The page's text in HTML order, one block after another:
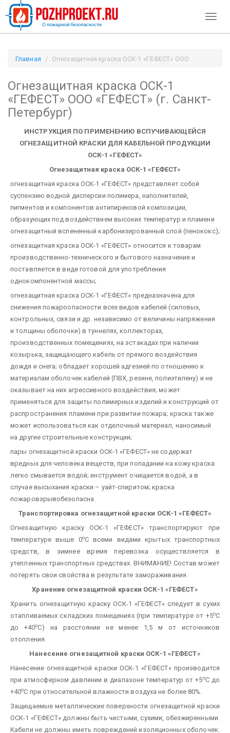
Главная
Огнезащитная краска ОСК-1 «ГЕФЕСТ» ООО
Огнезащитная краска ОСК-1
«ГЕФЕСТ» ООО «ГЕФЕСТ» (г. Санкт-
Петербург)
ИНСТРУКЦИЯ ПО ПРИМЕНЕНИЮ ВСПУЧИВАЮЩЕЙСЯ
ОГНЕЗАЩИТНОЙ КРАСКИ ДЛЯ КАБЕЛЬНОЙ ПРОДУКЦИИ
ОСК-1 «ГЕФЕСТ»
Огнезащитная краска ОСК-1 «ГЕФЕСТ»
огнезащитная краска ОСК-1 «ГЕФЕСТ» представляет собой
суспензию водной дисперсии полимера, наполнителей,
пигментов и компонентов антипиреновой композиции,
образующих под воздействием высоких температур и пламени
огнезащитный вспененный карбонизированный слой (пенококс);
огнезащитная краска ОСК-1 «ГЕФЕСТ» относится к товарам
производственно-технического и бытового назначения и
поставляется в виде готовой для употребления
однокомпонентной массы;
огнезащитная краска ОСК-1 «ГЕФЕСТ» предназначена для
снижения пожароопасности всех видов кабелей (силовых,
контрольных, связи и др. независимо от величины напряжения
и толщины оболочки) в туннелях, коллекторах,
производственных помещениях, на эстакадах при наличии
козырька, защищающего кабель от прямого воздействия
дождя и снега; обладает хорошей адгезией по отношению к
материалам оболочек кабелей (ПВХ, резине, полиэтилену) и не
оказывает на них агрессивного воздействия; может
применяться для защиты полимерных изделий и конструкций от
распространения пламени при развитии пожара; краска также
может использоваться как отделочный материал, наносимый
на другие строительные конструкции;
пары огнезащитной краски ОСК-1 «ГЕФЕСТ» не содержат
вредных для человека веществ, при попадании на кожу краска
легко смывается водой; инструмент очищается водой, а в
случае высыхания краски – уайт-спиритом; краска
пожаровзрывобезопасна.
Транспортировка огнезащитной краски ОСК-1 «ГЕФЕСТ»
Огнезащитную краску ОСК-1 «ГЕФЕСТ» транспортируют при
температуре выше 0оС всеми видами крытых транспортных
средств, в зимнее время перевозка осуществляется в
утепленных транспортных средствах. ВНИМАНИЕ! Состав может
потерять свои свойства в результате замораживания.
Хранение огнезащитной краски ОСК-1 «ГЕФЕСТ»
Хранить огнезащитную краску ОСК-1 «ГЕФЕСТ» следует в сухих
отапливаемых складских помещениях (при температуре от +5оС
до +40оС) на расстоянии не менее 1,5 м от источников
отопления.
Нанесение огнезащитной краски ОСК-1 «ГЕФЕСТ»
Нанесение огнезащитной краски ОСК-1 «ГЕФЕСТ» производится
при атмосферном давлении в диапазоне температур от +5оС до
+40оС при относительной влажности воздуха не более 80%.
Защищаемые металлические поверхности огнезащитной краски
ОСК-1 «ГЕФЕСТ» должны быть чистыми, сухими, обезжиренными.
Кабели не должны иметь повреждений изоляционных оболочек.